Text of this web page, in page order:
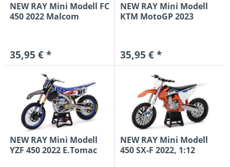
NEW RAY Mini Modell FC
450 2022 Malcom
35,95 € *
NEW RAY Mini Modell
KTM MotoGP 2023
35,95 € *
NEW RAY Mini Modell
YZF 450 2022 E.Tomac
NEW RAY Mini Modell
450 SX-F 2022, 1:12